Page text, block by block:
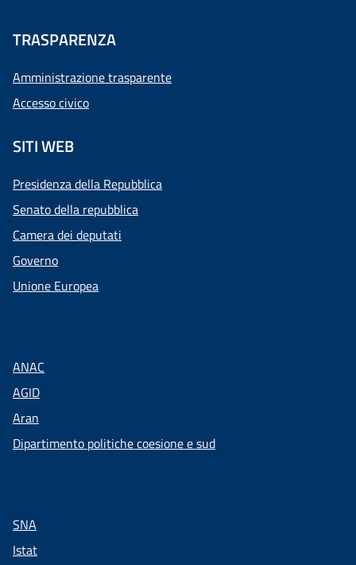
TRASPARENZA
Amministrazione trasparente
Accesso civico
SITI WEB
Presidenza della Repubblica
Senato della repubblica
Camera dei deputati
Governo
Unione Europea
ANAC
AGID
Aran
Dipartimento politiche coesione e sud
SNA
Istat